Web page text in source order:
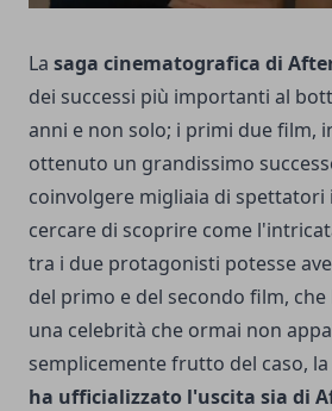
La saga cinematografica di
dei successi più importanti al
anni e non solo; i primi due film,
ottenuto un grandissimo
coinvolgere migliaia di spettatori
cercare di scoprire come
tra i due protagonisti potesse
del primo e del secondo film,
una celebrità che ormai non
semplicemente frutto del caso, la
ha ufficializzato l'uscita sia di